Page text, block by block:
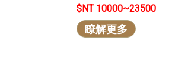
$NT 10000~23500
瞭解更多